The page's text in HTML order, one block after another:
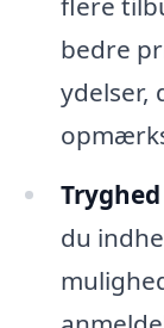
bedre
ydelser,
du